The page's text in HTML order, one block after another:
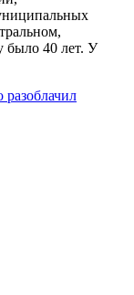
было 40 лет. У